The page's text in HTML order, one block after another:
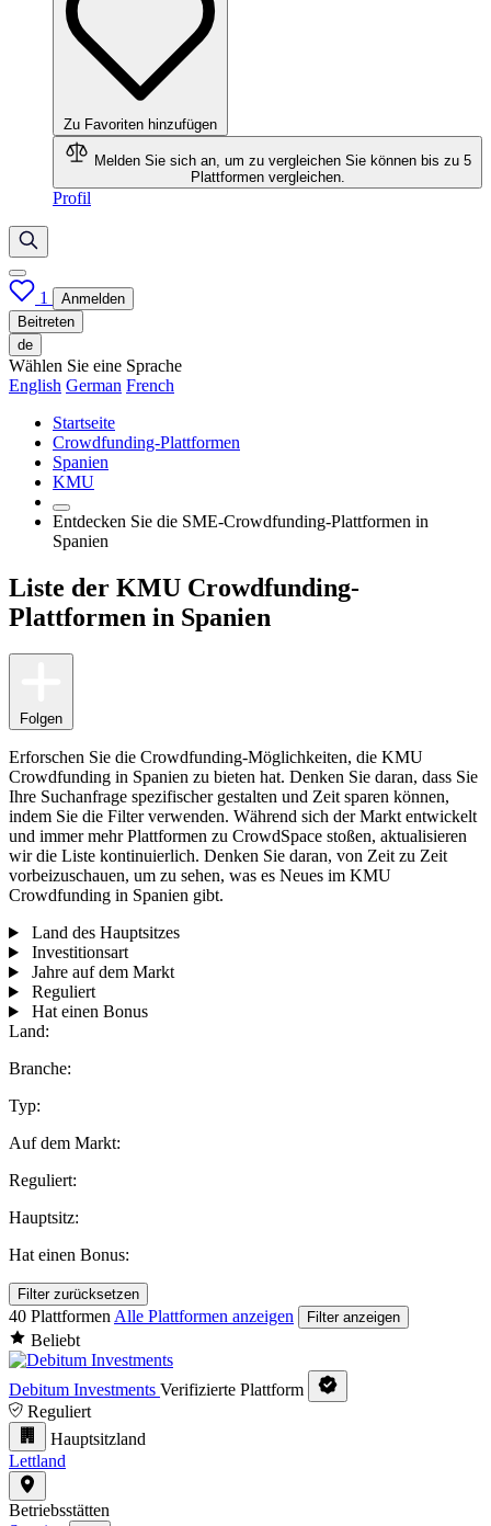
Zu Favoriten hinzufügen
Melden Sie sich an, um zu vergleichen Sie können bis zu 5
Plattformen vergleichen.
Profil
1
Anmelden
Beitreten
de
Wählen Sie eine Sprache
English German French
Startseite
Crowdfunding-Plattformen
Spanien
KMU
Entdecken Sie die SME-Crowdfunding-Plattformen in
Spanien
Liste der KMU Crowdfunding-
Plattformen in Spanien
Folgen
Erforschen Sie die Crowdfunding-Möglichkeiten, die KMU
Crowdfunding in Spanien zu bieten hat. Denken Sie daran, dass Sie
Ihre Suchanfrage spezifischer gestalten und Zeit sparen können,
indem Sie die Filter verwenden. Während sich der Markt entwickelt
und immer mehr Plattformen zu CrowdSpace stoßen, aktualisieren
wir die Liste kontinuierlich. Denken Sie daran, von Zeit zu Zeit
vorbeizuschauen, um zu sehen, was es Neues im KMU
Crowdfunding in Spanien gibt.
Land des Hauptsitzes
Investitionsart
Jahre auf dem Markt
Reguliert
Hat einen Bonus
Land:
Branche:
Typ:
Auf dem Markt:
Reguliert:
Hauptsitz:
Hat einen Bonus:
Filter zurücksetzen
40 Plattformen Alle Plattformen anzeigen Filter anzeigen
Beliebt
Debitum Investments Verifizierte Plattform
Reguliert
Hauptsitzland
Lettland
Betriebsstätten